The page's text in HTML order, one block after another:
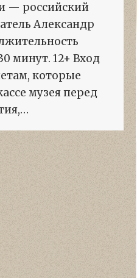
— российский
Александр
минут. 12+ Вход
которые
музея перед